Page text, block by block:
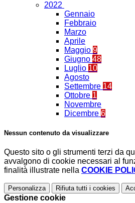
2022
Gennaio
Febbraio
Marzo
Aprile
Maggio 9
Giugno 48
Luglio 10
Agosto
Settembre 14
Ottobre 1
Novembre
Dicembre 6
Nessun contenuto da visualizzare
Questo sito o gli strumenti terzi da
avvalgono di cookie necessari al
finalità illustrate nella COOKIE
Personalizza Rifiuta tutti i cookies
Gestione cookie